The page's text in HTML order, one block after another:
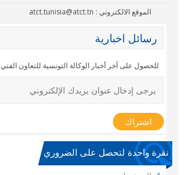
الموقع الالكتروني : atct.tunisia@atct.tn
رسائل اخبارية
للحصول على آخر أخبار الوكالة التونسية للتعاون الفني
نقرة واحدة لتحصل على الضروري